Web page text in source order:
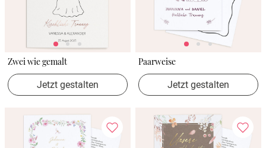
Zwei wie gemalt
Jetzt gestalten
Paarweise
Jetzt gestalten